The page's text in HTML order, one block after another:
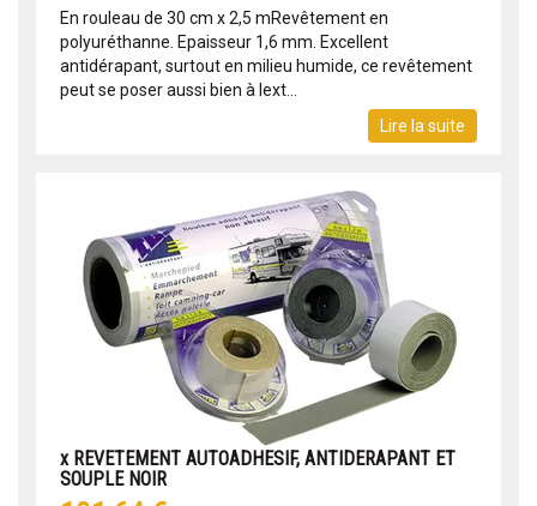
En rouleau de 30 cm x 2,5 mRevêtement en
polyuréthanne. Epaisseur 1,6 mm. Excellent
antidérapant, surtout en milieu humide, ce revêtement
peut se poser aussi bien à lext...
Lire la suite
x REVETEMENT AUTOADHESIF, ANTIDERAPANT ET
SOUPLE NOIR